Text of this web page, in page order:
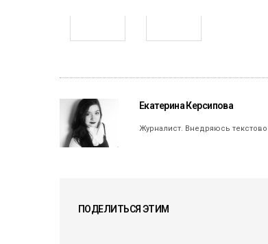
Екатерина Керсипова
Журналист. Внедряюсь
ПОДЕЛИТЬСЯ ЭТИМ